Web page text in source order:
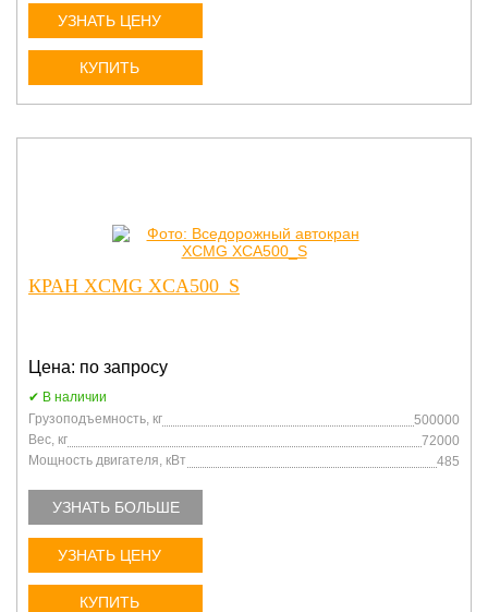
УЗНАТЬ ЦЕНУ
КУПИТЬ
КРАН XCMG XCA500_S
Цена: по запросу
В наличии
Грузоподъемность, кг
500000
Вес, кг
72000
Мощность двигателя, кВт
485
УЗНАТЬ БОЛЬШЕ
УЗНАТЬ ЦЕНУ
КУПИТЬ